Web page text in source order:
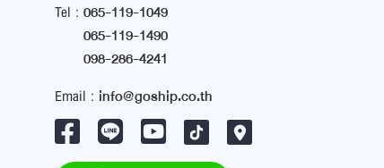
Tel : 065-119-1049
065-119-1490
098-286-4241
Email : info@goship.co.th